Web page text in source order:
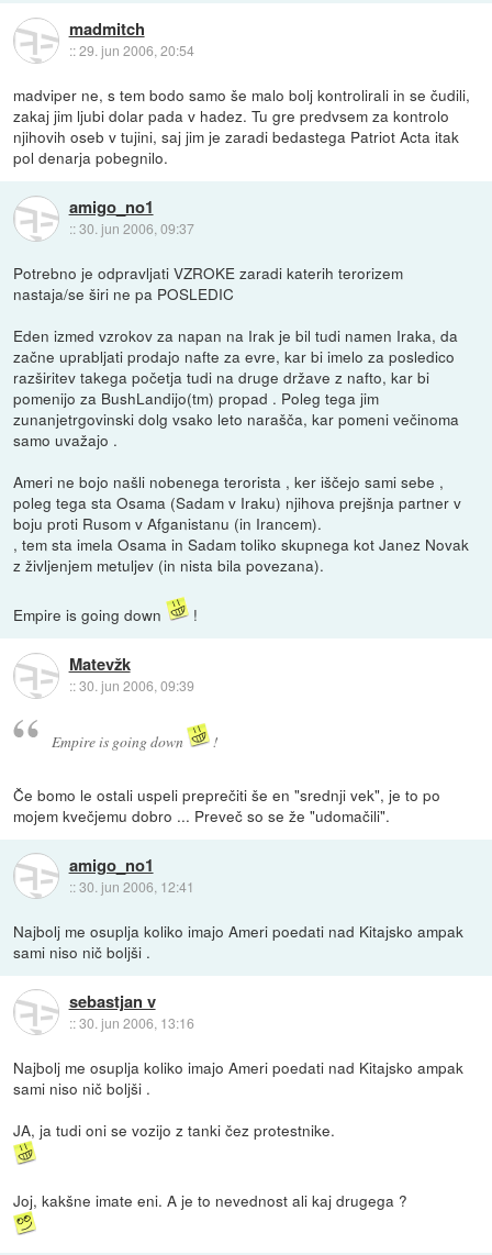
madmitch
::29. jun 2006, 20:54
madviper ne, s tem bodo samo še malo bolj kontrolirali in se čudili,
zakaj jim ljubi dolar pada v hadez. Tu gre predvsem za kontrolo
njihovih oseb v tujini, saj jim je zaradi bedastega Patriot Acta itak
pol denarja pobegnilo.
amigo_no1
::30. jun 2006, 09:37
Potrebno je odpravljati VZROKE zaradi katerih terorizem
nastaja/se širi ne pa POSLEDIC
Eden izmed vzrokov za napan na Irak je bil tudi namen Iraka, da
začne uprabljati prodajo nafte za evre, kar bi imelo za posledico
razširitev takega početja tudi na druge države z nafto, kar bi
pomenijo za BushLandijo(tm) propad . Poleg tega jim
zunanjetrgovinski dolg vsako leto narašča, kar pomeni večinoma
samo uvažajo .
Ameri ne bojo našli nobenega terorista , ker iščejo sami sebe ,
poleg tega sta Osama (Sadam v Iraku) njihova prejšnja partner v
boju proti Rusom v Afganistanu (in Irancem).
, tem sta imela Osama in Sadam toliko skupnega kot Janez Novak
z življenjem metuljev (in nista bila povezana).
Empire is going down !
Matevžk
::30. jun 2006, 09:39
Empire is going down !
Če bomo le ostali uspeli preprečiti še en "srednji vek", je to po
mojem kvečjemu dobro ... Preveč so se že "udomačili".
amigo_no1
::30. jun 2006, 12:41
Najbolj me osuplja koliko imajo Ameri poedati nad Kitajsko ampak
sami niso nič boljši .
sebastjan v
::30. jun 2006, 13:16
Najbolj me osuplja koliko imajo Ameri poedati nad Kitajsko ampak
sami niso nič boljši .
JA, ja tudi oni se vozijo z tanki čez protestnike.
Joj, kakšne imate eni. A je to nevednost ali kaj drugega ?